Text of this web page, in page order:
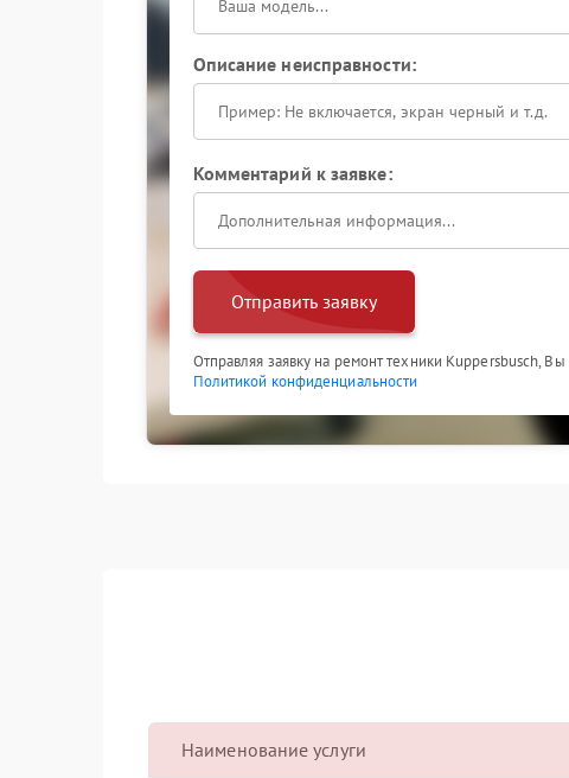
Описание неисправности:
Комментарий к заявке:
Отправить заявку
Отправляя заявку на ремонт техники Kuppersbusch, Вы
Политикой конфиденциальности
Наименование услуги